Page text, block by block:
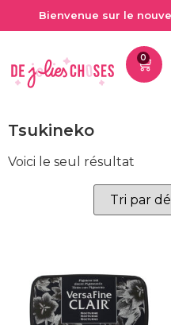
Bienvenue sur le
0
Tsukineko
Voici le seul résultat